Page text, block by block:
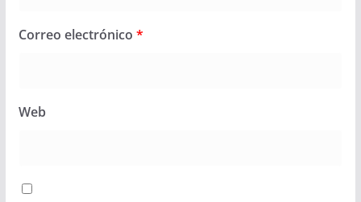
Correo electrónico *
Web